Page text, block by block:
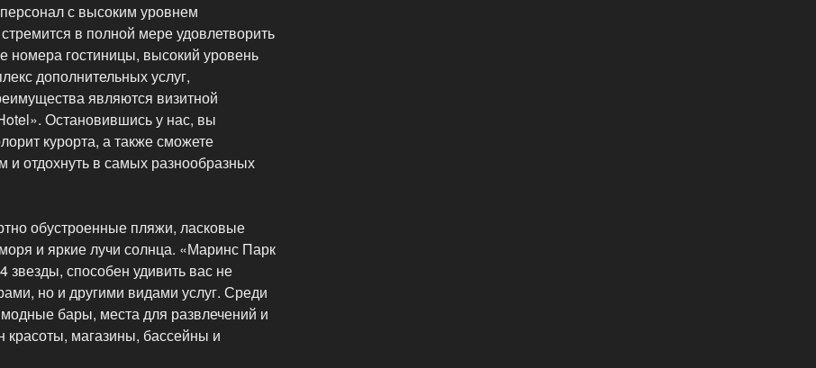
с высоким уровнем
в полной мере удовлетворить
номера гостиницы, высокий уровень
дополнительных услуг,
являются визитной
Остановившись у нас, вы
курорта, а также сможете
и отдохнуть в самых разнообразных
обустроенные пляжи, ласковые
и яркие лучи солнца. «Маринс Парк
способен удивить вас не
но и другими видами услуг. Среди
бары, места для развлечений и
красоты, магазины, бассейны и